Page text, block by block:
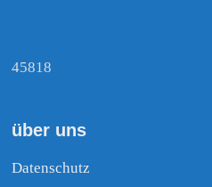
45818
über uns
Datenschutz